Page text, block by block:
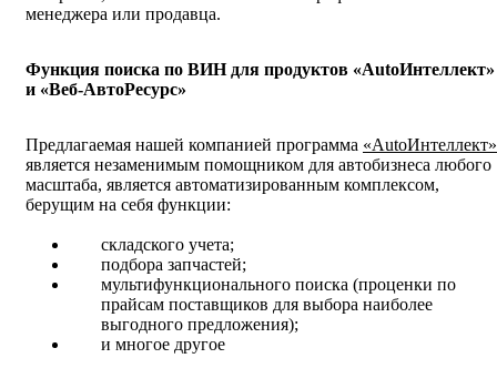
менеджера или продавца.
Функция поиска по ВИН для продуктов «AutoИнтеллект»
и «Веб-АвтоРесурс»
Предлагаемая нашей компанией программа «AutoИнтеллект»
является незаменимым помощником для автобизнеса любого
масштаба, является автоматизированным комплексом,
берущим на себя функции:
складского учета;
подбора запчастей;
мультифункционального поиска (проценки по
прайсам поставщиков для выбора наиболее
выгодного предложения);
и многое другое